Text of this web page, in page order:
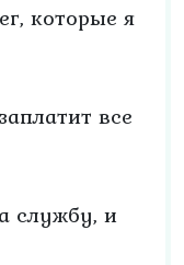
которые я
все
службу, и